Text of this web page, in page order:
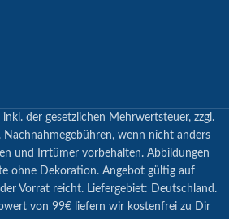
der gesetzlichen Mehrwertsteuer, zzgl.
Nachnahmegebühren, wenn nicht anders
und Irrtümer vorbehalten. Abbildungen
ohne Dekoration. Angebot gültig auf
Vorrat reicht. Liefergebiet: Deutschland.
von 99€ liefern wir kostenfrei zu Dir